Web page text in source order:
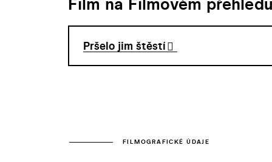
Pršelo jim štěstí
FILMOGRAFICKÉ ÚDAJE